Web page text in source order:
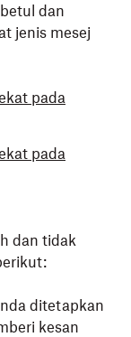
dan
jenis mesej
pada
pada
dan tidak
ditetapkan
kesan